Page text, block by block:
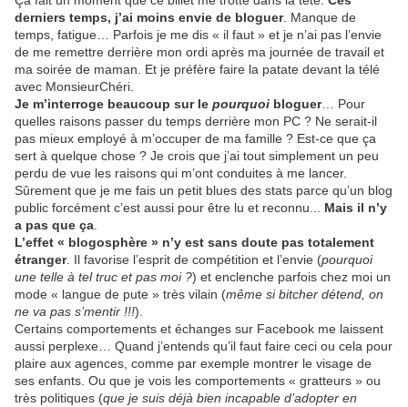
derniers temps, j’ai moins envie de bloguer. Manque de
temps, fatigue… Parfois je me dis « il faut » et je n’ai pas l’envie
de me remettre derrière mon ordi après ma journée de travail et
ma soirée de maman. Et je préfère faire la patate devant la télé
avec MonsieurChéri.
Je m’interroge beaucoup sur le pourquoi bloguer… Pour
quelles raisons passer du temps derrière mon PC ? Ne serait-il
pas mieux employé à m’occuper de ma famille ? Est-ce que ça
sert à quelque chose ? Je crois que j’ai tout simplement un peu
perdu de vue les raisons qui m’ont conduites à me lancer.
Sûrement que je me fais un petit blues des stats parce qu’un blog
public forcément c’est aussi pour être lu et reconnu... Mais il n’y
a pas que ça
L’effet « blogosphère » n’y est sans doute pas totalement
étranger. Il favorise l’esprit de compétition et l’envie (pourquoi
une telle à tel truc et pas moi ?) et enclenche parfois chez moi un
mode « langue de pute » très vilain (même si bitcher détend, on
ne va pas s’mentir !!!).
Certains comportements et échanges sur Facebook me laissent
aussi perplexe… Quand j’entends qu’il faut faire ceci ou cela pour
plaire aux agences, comme par exemple montrer le visage de
ses enfants. Ou que je vois les comportements « gratteurs » ou
très politiques (que je suis déjà bien incapable d’adopter en